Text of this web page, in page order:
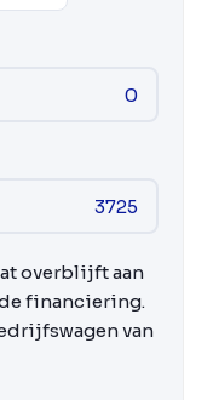
overblijft aan
financiering.
van